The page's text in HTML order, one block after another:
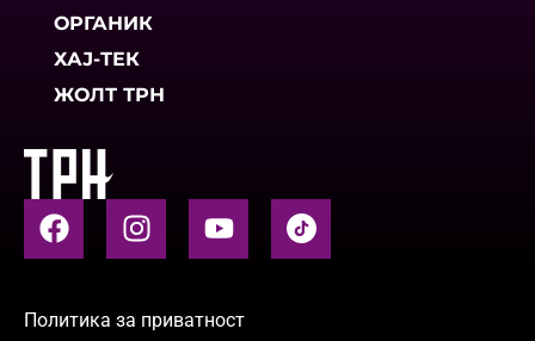
ОРГАНИК
ХАЈ-ТЕК
ЖОЛТ ТРН
Политика за приватност